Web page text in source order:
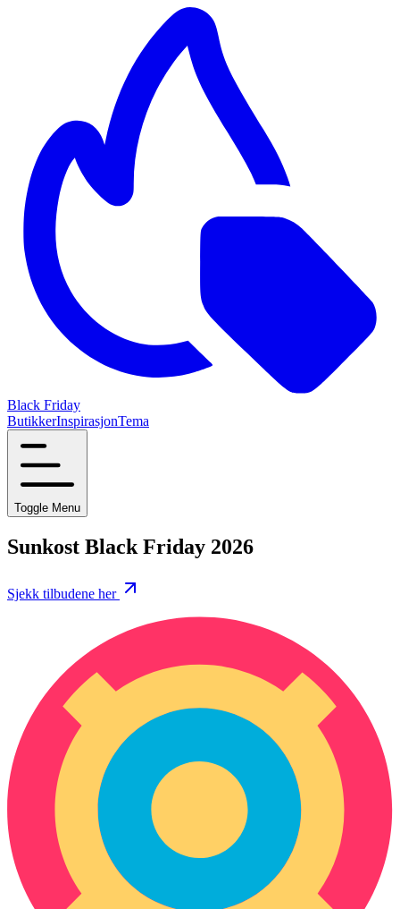
Black Friday
ButikkerInspirasjonTema
Toggle Menu
Sunkost Black Friday 2026
Sjekk tilbudene her